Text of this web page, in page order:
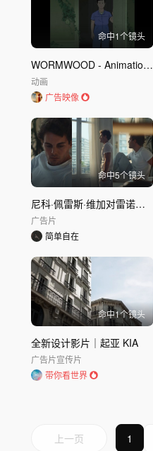
命中1个镜头
WORMWOOD - Animation Short Film 2024 - G
动画
广告映像
命中5个镜头
尼科·佩雷斯·维加对雷诺表示赞赏
广告片
简单自在
命中1个镜头
全新设计影片｜起亚 KIA
广告片宣传片
带你看世界
上一页 1